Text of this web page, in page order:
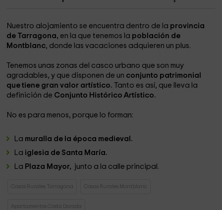
Nuestro alojamiento se encuentra dentro de la provincia
de Tarragona, en la que tenemos la población de
Montblanc, donde las vacaciones adquieren un plus.
Tenemos unas zonas del casco urbano que son muy
agradables, y que disponen de un conjunto patrimonial
que tiene gran valor artístico.
Tanto es así, que lleva la
definición de Conjunto Histórico Artístico.
No es para menos, porque lo forman:
La muralla de la época medieval.
La iglesia de Santa María.
La Plaza Mayor, junto a la calle principal.
Casas Rurales Tarragona Casas Rurales Montblanc
Apartamentos Costa Dorada